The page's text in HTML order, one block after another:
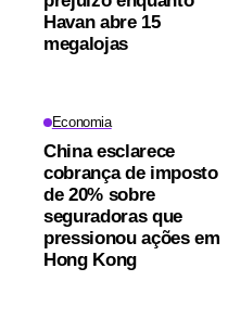
Havan abre 15
megalojas
Economia
China esclarece
cobrança de imposto
de 20% sobre
seguradoras que
pressionou ações em
Hong Kong